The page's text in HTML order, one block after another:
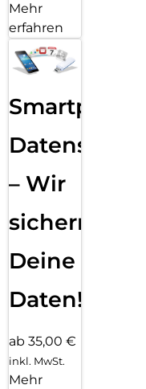
Mehr
erfahren
Smartphone
– Wir
sichern
Deine
Daten!
ab 35,00 €
inkl. MwSt.
Mehr